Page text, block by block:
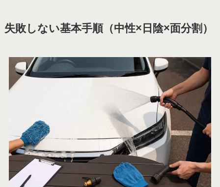
失敗しない基本手順（中性×日陰×面分割）